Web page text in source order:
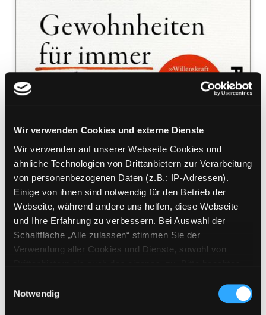
Wir verwenden Cookies und externe Dienste
Wir verwenden auf unserer Webseite Cookies und
ähnliche Technologien von Drittanbietern zur Verarbeitung
von personenbezogenen Daten (z.B.: IP-Adressen).
Einige von ihnen sind notwendig für den Betrieb der
Webseite, während andere uns helfen, diese Webseite
und Ihre Erfahrung zu verbessern. Bei Auswahl der
Schaltfläche „Alle zulassen“ stimmen Sie der
Verwendung aller Cookies und Dienste, sowohl von
Cookies von Drittanbietern, eine Verarbeitung in
unsicheren Drittländern (Länder außerhalb des EWR
Notwendig
Good habits, bad habits
Gewohnheiten für immer ändern
Mediengruppe:Sachbuch
Verfasser:Suche nach diesem Verfasser
Wood, Wendy (Verfasser)
Beschreibung ein-/ausblenden